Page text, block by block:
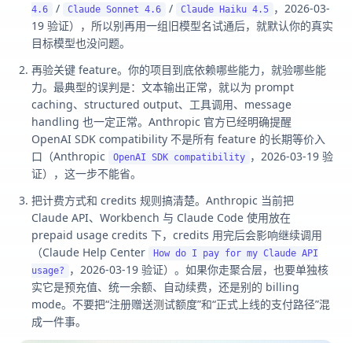
4.6
/ Claude Sonnet 4.6 / Claude Haiku 4.5 ，2026-03-
19 验证），所以别再用一组旧模型名试通后，就默认你的真实
目标模型也没问题。
再验关键 feature。你的项目到底依赖哪些能力，就验哪些能
力。最典型的误判是：文本输出正常，就以为 prompt
caching、structured output、工具调用、message
handling 也一定正常。Anthropic 官方已经明确提醒
OpenAI SDK compatibility 不是所有 feature 的长期等价入
口（Anthropic
OpenAI SDK compatibility ，2026-03-19 验
证），这一步不能省。
把计费方式和 credits 规则搞清楚。Anthropic 当前把
Claude API、Workbench 与 Claude Code 使用放在
prepaid usage credits 下，credits 用完后会影响继续调用
（Claude Help Center
How do I pay for my Claude API
usage?
，2026-03-19 验证）。如果你走聚合层，也要单独核
实它是预充值、统一余额、自动续费，还是别的 billing
mode。不要把“注册赠送测试额度”和“正式上线的支付路径”混
成一件事。